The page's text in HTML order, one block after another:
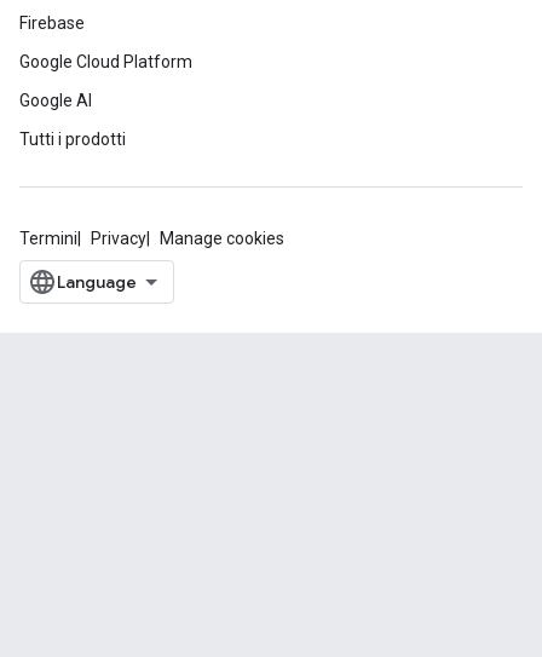
Firebase
Google Cloud Platform
Google AI
Tutti i prodotti
Termini Privacy Manage cookies